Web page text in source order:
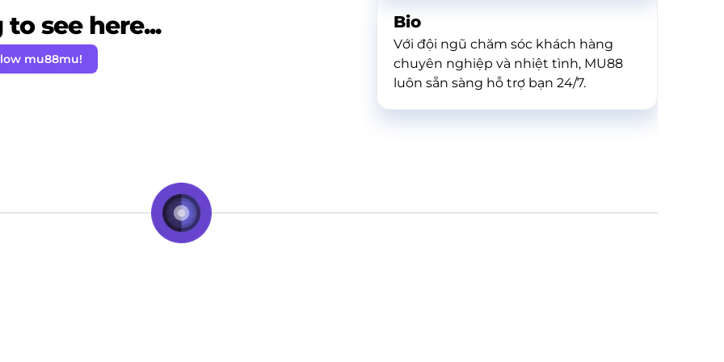
see here...
mu88mu!
Bio
Với đội ngũ chăm sóc khách hàng
chuyên nghiệp và nhiệt tình, MU88
luôn sẵn sàng hỗ trợ bạn 24/7.